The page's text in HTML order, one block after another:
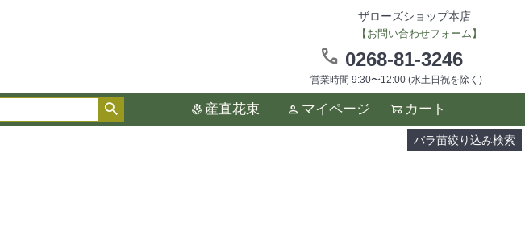
ザローズショップ本店
【お問い合わせフォーム】
0268-81-3246
営業時間 9:30〜12:00 (水土日祝を除く)
産直花束 マイページ カート
バラ苗絞り込み検索
品種のみ検索結果に表示されます。
どは1つずつ選択してください。